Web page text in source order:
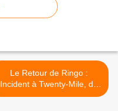
Le Retour de Ringo :
Incident à Twenty-Mile, de
Trevanian >